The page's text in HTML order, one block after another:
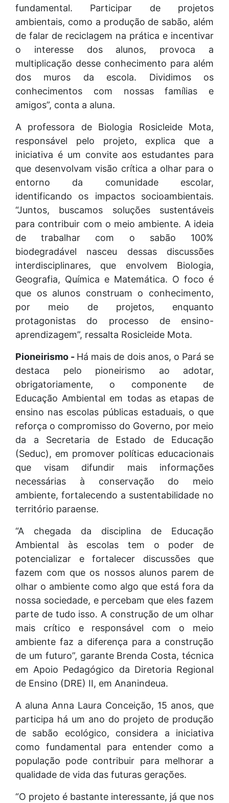
fundamental. Participar de projetos
ambientais, como a produção de sabão, além
de falar de reciclagem na prática e incentivar
o interesse dos alunos, provoca a
multiplicação desse conhecimento para além
dos muros da escola. Dividimos os
conhecimentos com nossas famílias e
amigos”, conta a aluna.
A professora de Biologia Rosicleide Mota,
responsável pelo projeto, explica que a
iniciativa é um convite aos estudantes para
que desenvolvam visão crítica a olhar para o
entorno da comunidade escolar,
identificando os impactos socioambientais.
“Juntos, buscamos soluções sustentáveis
para contribuir com o meio ambiente. A ideia
de trabalhar com o sabão 100%
biodegradável nasceu dessas discussões
interdisciplinares, que envolvem Biologia,
Geografia, Química e Matemática. O foco é
que os alunos construam o conhecimento,
por meio de projetos, enquanto
protagonistas do processo de ensino-
aprendizagem”, ressalta Rosicleide Mota.
Pioneirismo - Há mais de dois anos, o Pará se
destaca pelo pioneirismo ao adotar,
obrigatoriamente, o componente de
Educação Ambiental em todas as etapas de
ensino nas escolas públicas estaduais, o que
reforça o compromisso do Governo, por meio
da a Secretaria de Estado de Educação
(Seduc), em promover políticas educacionais
que visam difundir mais informações
necessárias à conservação do meio
ambiente, fortalecendo a sustentabilidade no
território paraense.
“A chegada da disciplina de Educação
Ambiental às escolas tem o poder de
potencializar e fortalecer discussões que
fazem com que os nossos alunos parem de
olhar o ambiente como algo que está fora da
nossa sociedade, e percebam que eles fazem
parte de tudo isso. A construção de um olhar
mais crítico e responsável com o meio
ambiente faz a diferença para a construção
de um futuro”, garante Brenda Costa, técnica
em Apoio Pedagógico da Diretoria Regional
de Ensino (DRE) II, em Ananindeua.
A aluna Anna Laura Conceição, 15 anos, que
participa há um ano do projeto de produção
de sabão ecológico, considera a iniciativa
como fundamental para entender como a
população pode contribuir para melhorar a
qualidade de vida das futuras gerações.
“O projeto é bastante interessante, já que nos